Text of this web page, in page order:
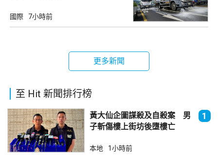
國際 7小時前
更多新聞
至 Hit 新聞排行榜
黃大仙企圖謀殺及自殺案 男
子斬傷樓上街坊後墮樓亡
1
本地 1小時前